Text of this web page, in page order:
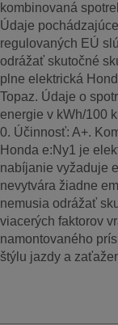
kombinovaná
Údaje
regulovaných EÚ
odrážať skutočné
plne elektrická
Topaz. Údaje o
energie v kWh/100
0. Účinnosť: A+.
Honda e:Ny1 je
nabíjanie vyžaduje
nevytvára žiadne
nemusia odrážať
viacerých faktorov
namontovaného
štýlu jazdy a